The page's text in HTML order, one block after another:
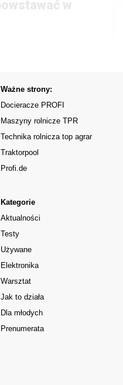
w
Kategorie
Aktualności
Testy
Używane
Elektronika
Warsztat
Jak to działa
Dla młodych
Prenumerata
Ważne strony:
Docieracze PROFI
Maszyny rolnicze TPR
Technika rolnicza top agrar
Traktorpool
Profi.de